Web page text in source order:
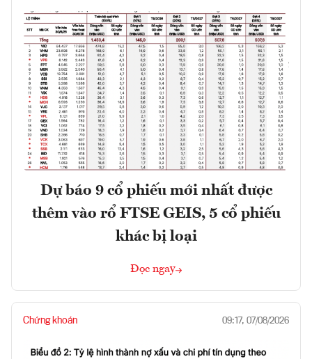
Dự báo 9 cổ phiếu mới nhất được
thêm vào rổ FTSE GEIS, 5 cổ phiếu
khác bị loại
Đọc ngay
Chứng khoán 09:17, 07/08/2026